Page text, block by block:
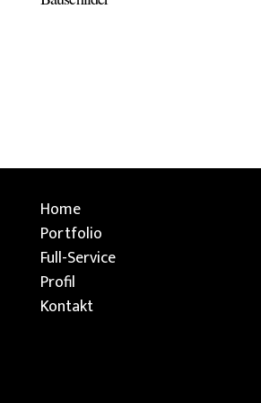
Home
Portfolio
Full-Service
Profil
Kontakt